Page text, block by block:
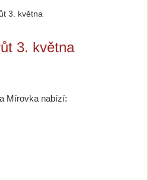
3. května
3. května
Mírovka nabízí: